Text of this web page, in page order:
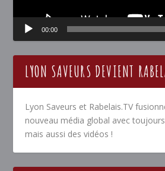
00:00
LYON SAVEURS DEVIENT
Lyon Saveurs et Rabelais.TV
nouveau média global avec
mais aussi des vidéos !